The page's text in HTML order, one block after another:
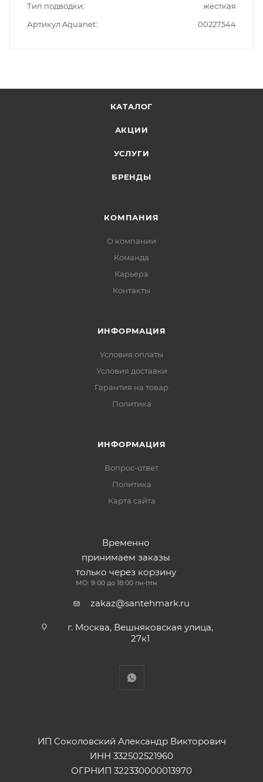
Тип подводки
жесткая
Артикул Aquanet
00227544
КАТАЛОГ
АКЦИИ
УСЛУГИ
БРЕНДЫ
КОМПАНИЯ
О компании
Команда
Карьера
Контакты
ИНФОРМАЦИЯ
Условия оплаты
Условия доставки
Гарантия на товар
Политика
ИНФОРМАЦИЯ
Вопрос-ответ
Политика
Карта сайта
Временно
принимаем заказы
только через корзину
МО: 9:00 до 18:00 пн-птн
zakaz@santehmark.ru
г. Москва, Вешняковская улица,
27к1
ИП Соколовский Александр Викторович
ИНН 332502521960
ОГРНИП 322330000013970